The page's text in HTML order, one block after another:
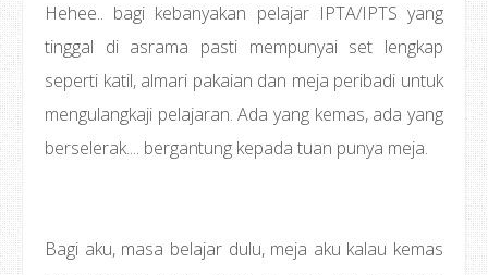
Hehee.. bagi kebanyakan pelajar IPTA/IPTS yang
tinggal di asrama pasti mempunyai set lengkap
seperti katil, almari pakaian dan meja peribadi untuk
mengulangkaji pelajaran. Ada yang kemas, ada yang
berselerak.... bergantung kepada tuan punya meja.
Bagi aku, masa belajar dulu, meja aku kalau kemas